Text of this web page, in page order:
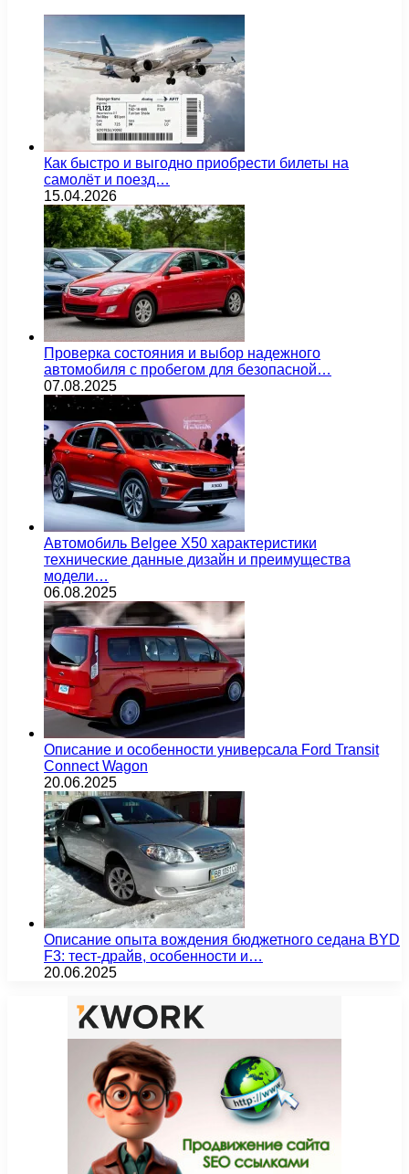
Как быстро и выгодно приобрести билеты на
самолёт и поезд…
15.04.2026
Проверка состояния и выбор надежного
автомобиля с пробегом для безопасной…
07.08.2025
Автомобиль Belgee X50 характеристики
технические данные дизайн и преимущества
модели…
06.08.2025
Описание и особенности универсала Ford Transit
Connect Wagon
20.06.2025
Описание опыта вождения бюджетного седана BYD
F3: тест-драйв, особенности и…
20.06.2025